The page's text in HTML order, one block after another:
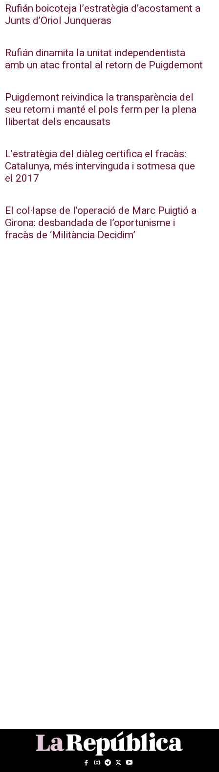
Rufián boicoteja l’estratègia d’acostament a
Junts d’Oriol Junqueras
Rufián dinamita la unitat independentista
amb un atac frontal al retorn de Puigdemont
Puigdemont reivindica la transparència del
seu retorn i manté el pols ferm per la plena
llibertat dels encausats
L’estratègia del diàleg certifica el fracàs:
Catalunya, més intervinguda i sotmesa que
el 2017
El col·lapse de l’operació de Marc Puigtió a
Girona: desbandada de l’oportunisme i
fracàs de ‘Militància Decidim’